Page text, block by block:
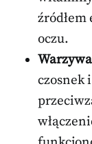
oczu.
czosnek